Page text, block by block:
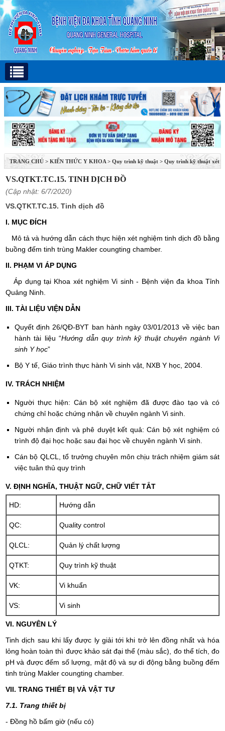
TRANG CHỦ > KIẾN THỨC Y KHOA > Quy trình kỹ thuật > Quy trình kỹ thuật xét
nghiệm vi sinh
VS.QTKT.TC.15. TINH DỊCH ĐỒ
(Cập nhật: 6/7/2020)
VS.QTKT.TC.15. Tinh dịch đồ
I. MỤC ĐÍCH
Mô tả và hướng dẫn cách thực hiện xét nghiệm tinh dịch đồ bằng
buồng đếm tinh trùng Makler coungting chamber.
II. PHẠM VI ÁP DỤNG
Áp dụng tại Khoa xét nghiệm Vi sinh - Bệnh viện đa khoa Tỉnh
Quảng Ninh.
III. TÀI LIỆU VIỆN DẪN
Quyết định 26/QĐ-BYT ban hành ngày 03/01/2013 về việc ban
hành tài liệu “Hướng dẫn quy trình kỹ thuật chuyên ngành Vi
sinh Y học”
Bộ Y tế, Giáo trình thực hành Vi sinh vật, NXB Y học, 2004.
IV. TRÁCH NHIỆM
Người thực hiện: Cán bộ xét nghiệm đã được đào tạo và có
chứng chỉ hoặc chứng nhận về chuyên ngành Vi sinh.
Người nhận định và phê duyệt kết quả: Cán bộ xét nghiệm có
trình độ đại học hoặc sau đại học về chuyên ngành Vi sinh.
Cán bộ QLCL, tổ trưởng chuyên môn chịu trách nhiệm giám sát
việc tuân thủ quy trình
V. ĐỊNH NGHĨA, THUẬT NGỮ, CHỮ VIẾT TẮT
HD: Hướng dẫn
QC: Quality control
QLCL: Quản lý chất lượng
QTKT: Quy trình kỹ thuật
VK: Vi khuẩn
VS: Vi sinh
VI. NGUYÊN LÝ
Tinh dịch sau khi lấy được ly giải tới khi trở lên đồng nhất và hóa
lỏng hoàn toàn thì được khảo sát đại thể (màu sắc), đo thể tích, đo
pH và được đếm số lượng, mật độ và sự di động bằng buồng đếm
tinh trùng Makler coungting chamber.
VII. TRANG THIẾT BỊ VÀ VẬT TƯ
7.1. Trang thiết bị
- Đồng hồ bấm giờ (nếu có)